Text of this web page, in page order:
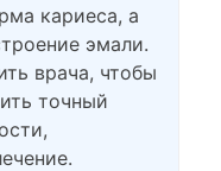
кариеса, а
эмали.
врача, чтобы
точный